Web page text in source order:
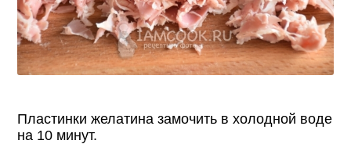
Пластинки желатина замочить в холодной воде
на 10 минут.